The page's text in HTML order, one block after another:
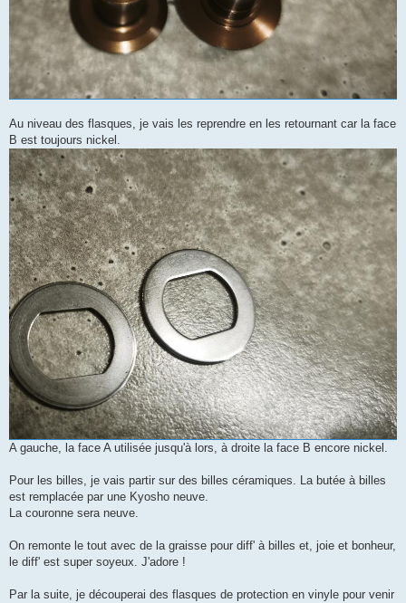
Au niveau des flasques, je vais les reprendre en les retournant car la face
B est toujours nickel.
A gauche, la face A utilisée jusqu'à lors, à droite la face B encore nickel.
Pour les billes, je vais partir sur des billes céramiques. La butée à billes
est remplacée par une Kyosho neuve.
La couronne sera neuve.
On remonte le tout avec de la graisse pour diff' à billes et, joie et bonheur,
le diff' est super soyeux. J'adore !
Par la suite, je découperai des flasques de protection en vinyle pour venir